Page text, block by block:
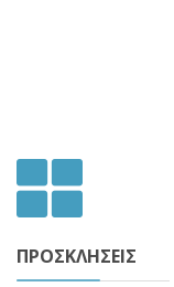
ΠΡΟΣΚΛΗΣΕΙΣ